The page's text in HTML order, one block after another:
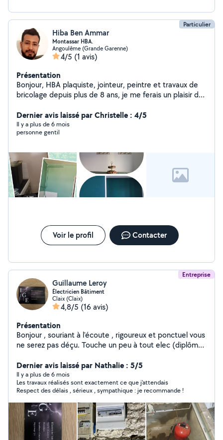
Particulier
Hiba Ben Ammar
Montassar HBA.
Angoulême (Grande Garenne)
4/5 (1 avis)
Présentation
Bonjour, HBA plaquiste, jointeur, peintre et travaux de
bricolage depuis plus de 8 ans, je me ferais un plaisir de
Dernier avis laissé par Christelle : 4/5
Il y a plus de 6 mois
personne gentil
Voir le profil Contacter
Entreprise
Guillaume Leroy
Électricien Bâtiment
Claix (Claix)
4,8/5 (16 avis)
Présentation
Bonjour , souriant à l'écoute , rigoureux et ponctuel vous
ne serez pas déçu. Touche un peu à tout elec (diplômé)
parquet ( bois , pvc ) , pose de cuisine, petite
plomberie, changement cumulus, débroussaillé, tonte ,
ramassage de feuille , taillage de haie. Je dispose aussi
d'un camion pour évacuer vers déchèterie, ferraille etc
N'hésitez pas.
Dernier avis laissé par Nathalie : 5/5
Il y a plus de 6 mois
Les travaux réalisés sont exactement ce que j'attendais
Respect des délais , sérieux , sympathique : je recommande !